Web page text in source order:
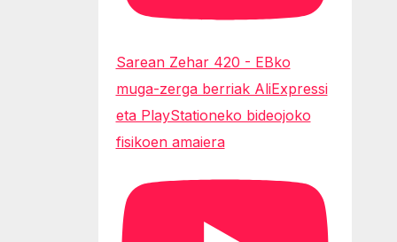
Sarean Zehar 420 - EBko
muga-zerga berriak AliExpressi
eta PlayStationeko bideojoko
fisikoen amaiera